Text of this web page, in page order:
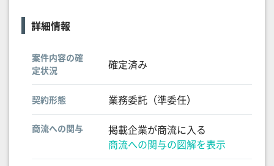
詳細情報
案件内容の確
定状況
確定済み
契約形態 業務委託（準委任）
商流への関与
掲載企業が商流に入る
商流への関与の図解を表示